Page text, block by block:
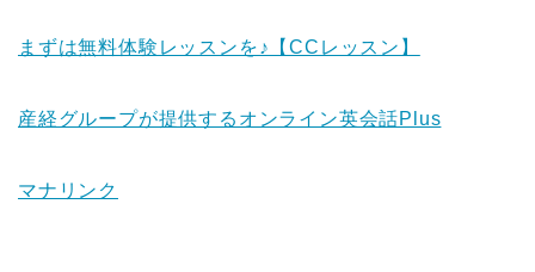
まずは無料体験レッスンを♪【CCレッスン】
産経グループが提供するオンライン英会話Plus
マナリンク